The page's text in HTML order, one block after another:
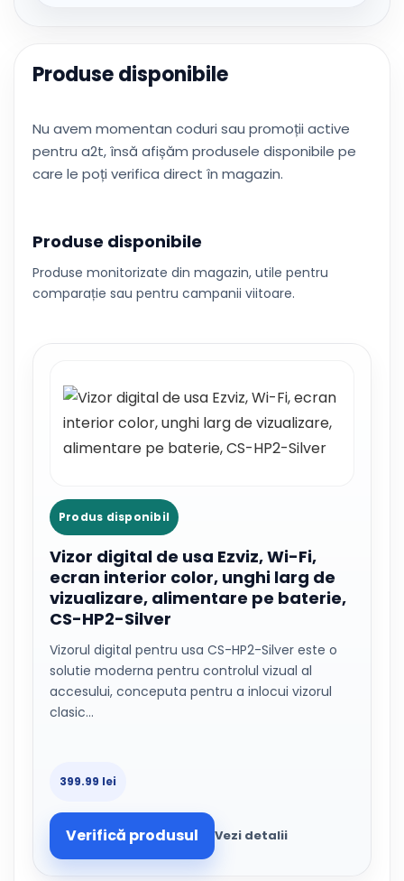
Produse disponibile
Nu avem momentan coduri sau promoții active
pentru a2t, însă afișăm produsele disponibile pe
care le poți verifica direct în magazin.
Produse disponibile
Produse monitorizate din magazin, utile pentru
comparație sau pentru campanii viitoare.
Produs disponibil
Vizor digital de usa Ezviz, Wi-Fi,
ecran interior color, unghi larg de
vizualizare, alimentare pe baterie,
CS-HP2-Silver
Vizorul digital pentru usa CS-HP2-Silver este o
solutie moderna pentru controlul vizual al
accesului, conceputa pentru a inlocui vizorul
clasic…
399.99 lei
Verifică produsul Vezi detalii